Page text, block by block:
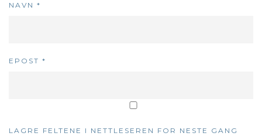
NAVN *
EPOST *
LAGRE FELTENE I NETTLESEREN FOR NESTE GANG